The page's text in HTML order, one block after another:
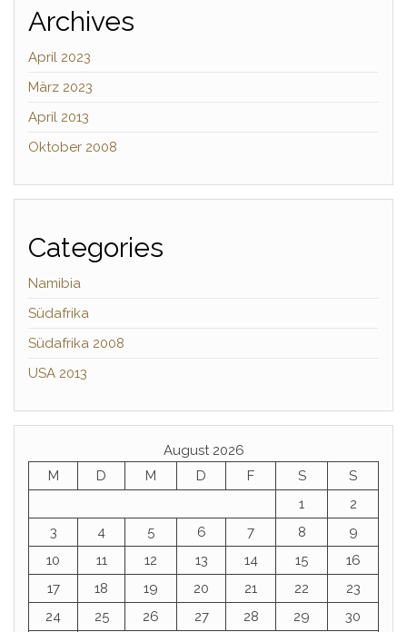
Archives
April 2023
März 2023
April 2013
Oktober 2008
Categories
Namibia
Südafrika
Südafrika 2008
USA 2013
August 2026
M
D M D F S
S
1
2
3
4 5 6 7 8
9
10
11 12 13 14 15
16
17
18 19 20 21 22
23
24
25 26 27 28 29
30